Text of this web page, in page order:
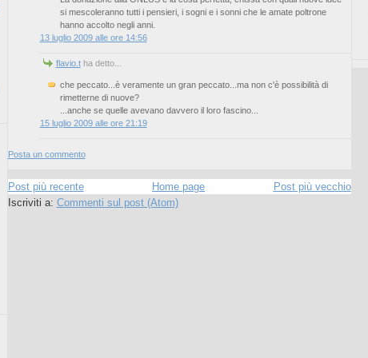
si mescoleranno tutti i pensieri, i sogni e i sonni che le amate poltrone
hanno accolto negli anni.
13 luglio 2009 alle ore 14:56
flavio.tha detto...
che peccato...è veramente un gran peccato...ma non c'è possibilità di
rimetterne di nuove?
...anche se quelle avevano davvero il loro fascino...
15 luglio 2009 alle ore 21:19
Posta un commento
Post più recente Post più vecchio
Home page
Iscriviti a: Commenti sul post (Atom)